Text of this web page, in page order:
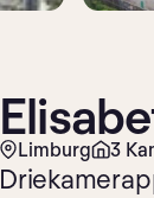
Limburg 3